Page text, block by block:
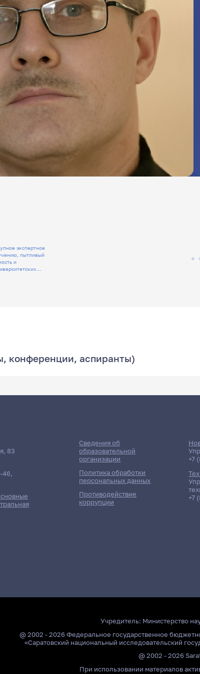
экспертное
пытливый
конференции, аспиранты)
83
46,
Сведения об
образовательной
организации
Политика обработки
персональных данных
Противодействие
коррупции
+7
+7
Учредитель: Министерство
@ 2002 - 2026 Федеральное государственное
«Саратовский национальный исследовательский
@ 2002 - 2026
При использовании материалов